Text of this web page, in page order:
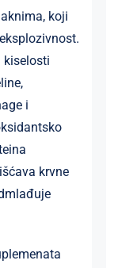
koji
kiselosti
i
krvne